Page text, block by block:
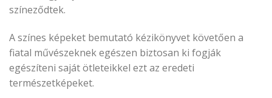
színeződtek.
A színes képeket bemutató kézikönyvet követően a
fiatal művészeknek egészen biztosan ki fogják
egészíteni saját ötleteikkel ezt az eredeti
természetképeket.